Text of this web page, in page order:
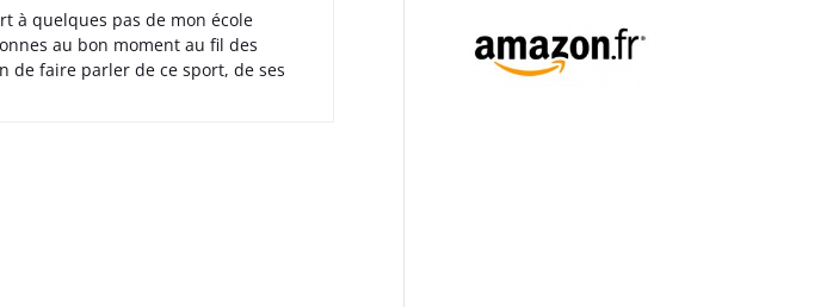
à quelques pas de mon école
au bon moment au fil des
de faire parler de ce sport, de ses